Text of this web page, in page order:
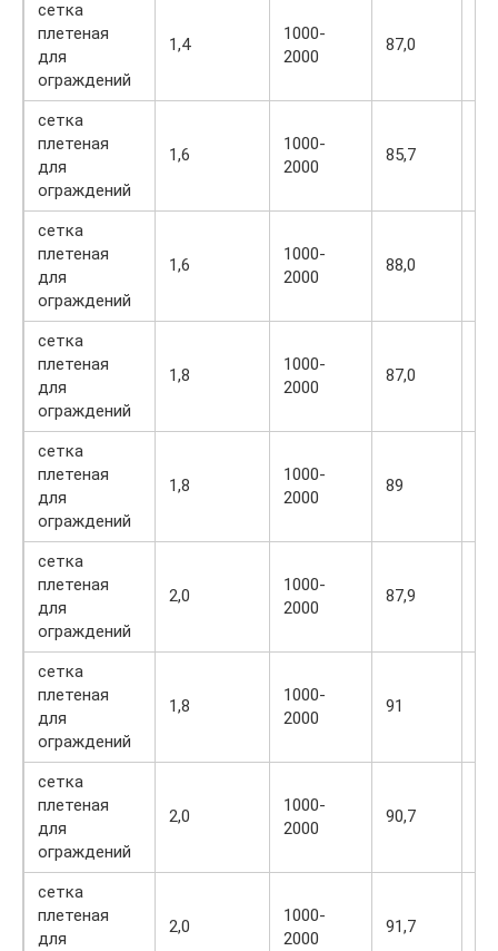
сетка
плетеная
для
ограждений
1,4
1000-
2000
87,0
сетка
плетеная
для
ограждений
1,6
1000-
2000
85,7
сетка
плетеная
для
ограждений
1,6
1000-
2000
88,0
сетка
плетеная
для
ограждений
1,8
1000-
2000
87,0
сетка
плетеная
для
ограждений
1,8
1000-
2000
89
сетка
плетеная
для
ограждений
2,0
1000-
2000
87,9
сетка
плетеная
для
ограждений
1,8
1000-
2000
91
сетка
плетеная
для
ограждений
2,0
1000-
2000
90,7
сетка
плетеная
для
2,0
1000-
2000
91,7